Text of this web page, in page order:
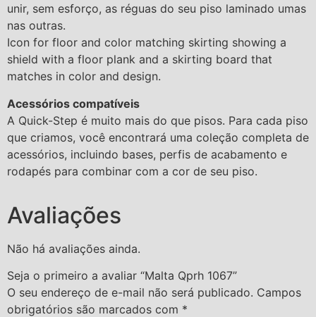
unir, sem esforço, as réguas do seu piso laminado umas
nas outras.
Icon for floor and color matching skirting showing a
shield with a floor plank and a skirting board that
matches in color and design.
Acessórios compatíveis
A Quick-Step é muito mais do que pisos. Para cada piso
que criamos, você encontrará uma coleção completa de
acessórios, incluindo bases, perfis de acabamento e
rodapés para combinar com a cor de seu piso.
Avaliações
Não há avaliações ainda.
Seja o primeiro a avaliar “Malta Qprh 1067”
O seu endereço de e-mail não será publicado. Campos
obrigatórios são marcados com *